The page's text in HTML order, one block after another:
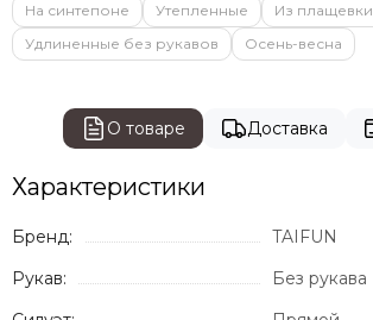
На синтепоне
Утепленные Из плащевки
Удлиненные без рукавов
Осень-весна
О товаре Доставка
Характеристики
Бренд:
TAIFUN
Рукав:
Без рукава